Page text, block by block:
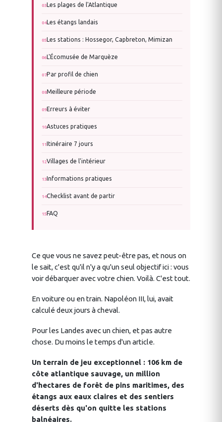
Les plages de l'Atlantique
Les étangs landais
Les stations : Hossegor, Capbreton, Mimizan
L'Écomusée de Marquèze
Par profil de chien
Meilleure période
Erreurs à éviter
Astuces pratiques
Itinéraire 7 jours
Villages de l'intérieur
Informations pratiques
Checklist avant de partir
FAQ
Ce que vous ne savez peut-être pas, et nous on
le sait, c'est qu'il n'y a qu'un seul objectif ici : vous
voir débarquer avec votre chien. Voilà. C'est tout.
En voiture ou en train. Napoléon III, lui, avait
calculé deux jours à cheval.
Pour les Landes avec un chien, et pas autre
chose. Du moins le temps d'un article.
Un terrain de jeu exceptionnel : 106 km de
côte atlantique sauvage, un million
d'hectares de forêt de pins maritimes, des
étangs aux eaux claires et des sentiers
déserts dès qu'on quitte les stations
balnéaires.